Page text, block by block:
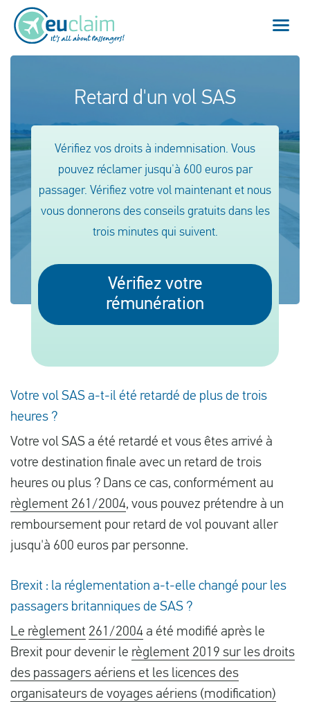
Contrôler la compensation
A propos de nous
Contact
Français
Vol retardé
Connexion manquée
Refus d'embarquement
Se connecter
Retard d'un vol SAS
Vérifiez vos droits à indemnisation. Vous
pouvez réclamer jusqu'à 600 euros par
passager. Vérifiez votre vol maintenant et nous
vous donnerons des conseils gratuits dans les
trois minutes qui suivent.
Vérifiez votre
rémunération
Votre vol SAS a-t-il été retardé de plus de trois
heures ?
Votre vol SAS a été retardé et vous êtes arrivé à
votre destination finale avec un retard de trois
heures ou plus ? Dans ce cas, conformément au
règlement 261/2004, vous pouvez prétendre à un
remboursement pour retard de vol pouvant aller
jusqu'à 600 euros par personne.
Brexit : la réglementation a-t-elle changé pour les
passagers britanniques de SAS ?
Le règlement 261/2004 a été modifié après le
Brexit pour devenir le règlement 2019 sur les droits
des passagers aériens et les licences des
organisateurs de voyages aériens (modification)